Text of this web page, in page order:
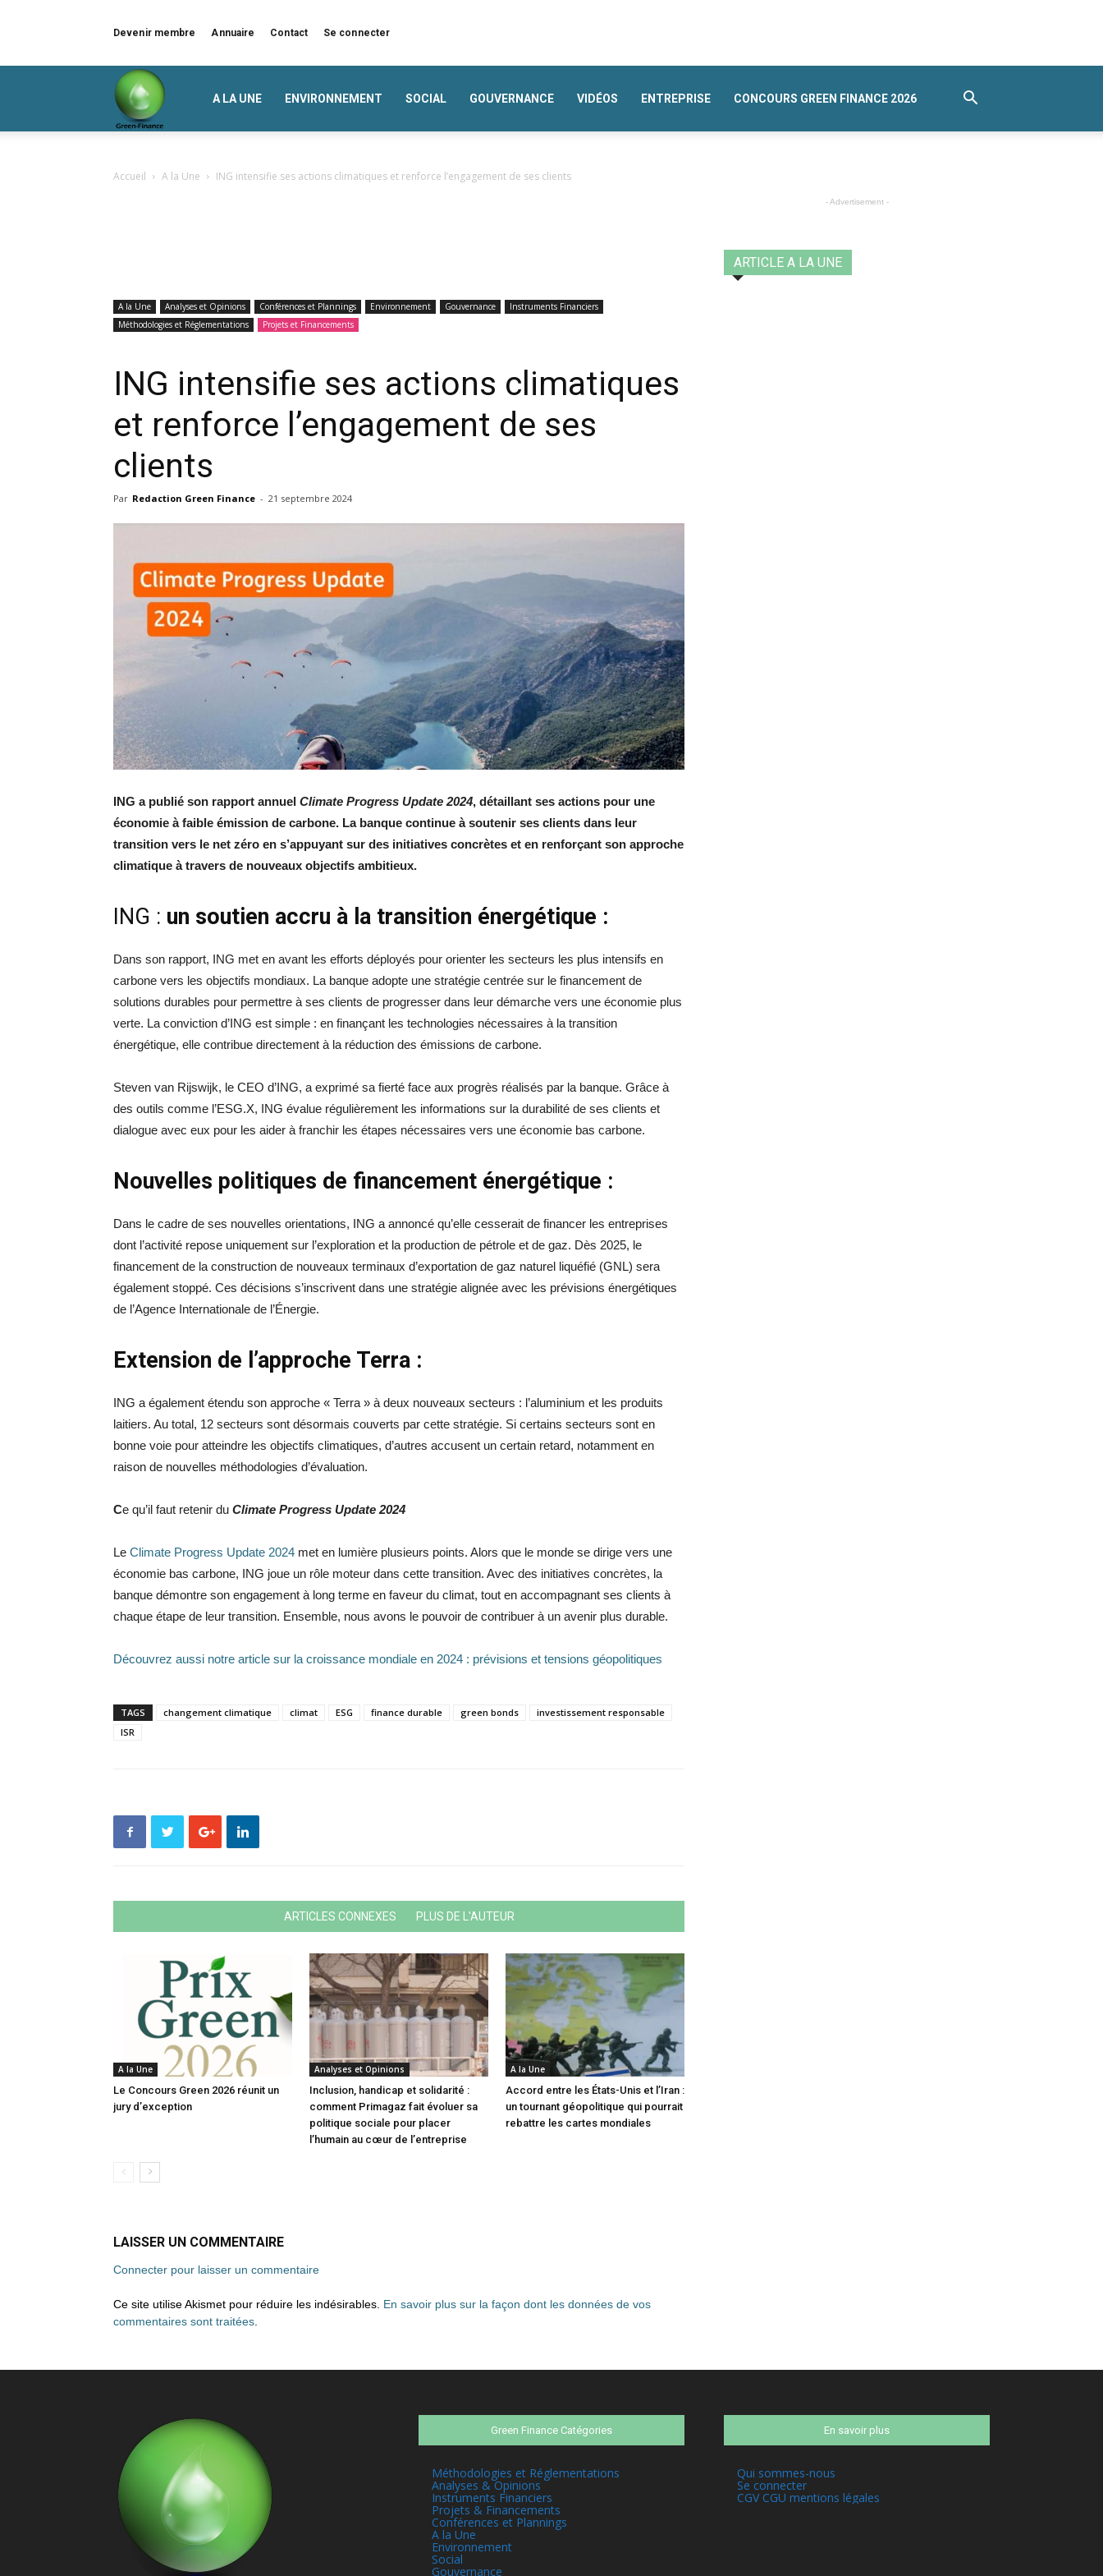
Devenir membre Annuaire Contact Se connecter
A LA UNE ENVIRONNEMENT SOCIAL GOUVERNANCE VIDÉOS ENTREPRISE CONCOURS GREEN FINANCE 2026
Accueil A la Une ING intensifie ses actions climatiques et renforce l’engagement de ses clients
A la Une Analyses et Opinions Conférences et Plannings Environnement Gouvernance
Instruments Financiers
Méthodologies et Réglementations
Projets et Financements
ING intensifie ses actions climatiques
et renforce l’engagement de ses
clients
Par Redaction Green Finance - 21 septembre 2024
ING a publié son rapport annuel Climate Progress Update 2024, détaillant ses actions pour une
économie à faible émission de carbone. La banque continue à soutenir ses clients dans leur
transition vers le net zéro en s’appuyant sur des initiatives concrètes et en renforçant son approche
climatique à travers de nouveaux objectifs ambitieux.
ING : un soutien accru à la transition énergétique :
Dans son rapport, ING met en avant les efforts déployés pour orienter les secteurs les plus intensifs en
carbone vers les objectifs mondiaux. La banque adopte une stratégie centrée sur le financement de
solutions durables pour permettre à ses clients de progresser dans leur démarche vers une économie plus
verte. La conviction d’ING est simple : en finançant les technologies nécessaires à la transition
énergétique, elle contribue directement à la réduction des émissions de carbone.
Steven van Rijswijk, le CEO d’ING, a exprimé sa fierté face aux progrès réalisés par la banque. Grâce à
des outils comme l’ESG.X, ING évalue régulièrement les informations sur la durabilité de ses clients et
dialogue avec eux pour les aider à franchir les étapes nécessaires vers une économie bas carbone.
Nouvelles politiques de financement énergétique :
Dans le cadre de ses nouvelles orientations, ING a annoncé qu’elle cesserait de financer les entreprises
dont l’activité repose uniquement sur l’exploration et la production de pétrole et de gaz. Dès 2025, le
financement de la construction de nouveaux terminaux d’exportation de gaz naturel liquéfié (GNL) sera
également stoppé. Ces décisions s’inscrivent dans une stratégie alignée avec les prévisions énergétiques
de l’Agence Internationale de l’Énergie.
Extension de l’approche Terra :
ING a également étendu son approche « Terra » à deux nouveaux secteurs : l’aluminium et les produits
laitiers. Au total, 12 secteurs sont désormais couverts par cette stratégie. Si certains secteurs sont en
bonne voie pour atteindre les objectifs climatiques, d’autres accusent un certain retard, notamment en
raison de nouvelles méthodologies d’évaluation.
Ce qu’il faut retenir du Climate Progress Update 2024
Le Climate Progress Update 2024 met en lumière plusieurs points. Alors que le monde se dirige vers une
économie bas carbone, ING joue un rôle moteur dans cette transition. Avec des initiatives concrètes, la
banque démontre son engagement à long terme en faveur du climat, tout en accompagnant ses clients à
chaque étape de leur transition. Ensemble, nous avons le pouvoir de contribuer à un avenir plus durable.
Découvrez aussi notre article sur la croissance mondiale en 2024 : prévisions et tensions géopolitiques
TAGS changement climatique climat ESG finance durable green bonds
investissement responsable
ISR
ARTICLES CONNEXES PLUS DE L'AUTEUR
A la Une
Le Concours Green 2026 réunit un
jury d’exception
Analyses et Opinions
Inclusion, handicap et solidarité :
comment Primagaz fait évoluer sa
politique sociale pour placer
l’humain au cœur de l’entreprise
A la Une
Accord entre les États-Unis et l’Iran :
un tournant géopolitique qui pourrait
rebattre les cartes mondiales
LAISSER UN COMMENTAIRE
Connecter pour laisser un commentaire
Ce site utilise Akismet pour réduire les indésirables. En savoir plus sur la façon dont les données de vos
commentaires sont traitées
- Advertisement -
ARTICLE A LA UNE
Green Finance Catégories
Méthodologies et Réglementations
Analyses & Opinions
Instruments Financiers
Projets & Financements
Conférences et Plannings
A la Une
Environnement
Social
Gouvernance
En savoir plus
Qui sommes-nous
Se connecter
CGV CGU mentions légales